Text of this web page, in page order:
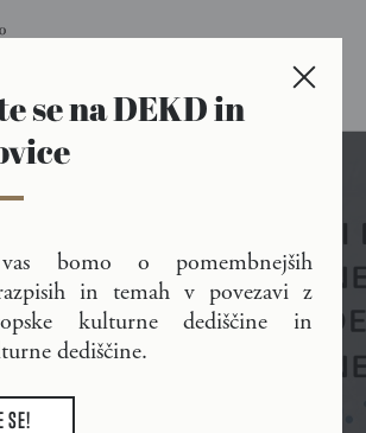
kulturne
in Teden
dediščine
se na DEKD in
bomo o pomembnejših
in temah v povezavi z
kulturne dediščine in
dediščine.
SE!